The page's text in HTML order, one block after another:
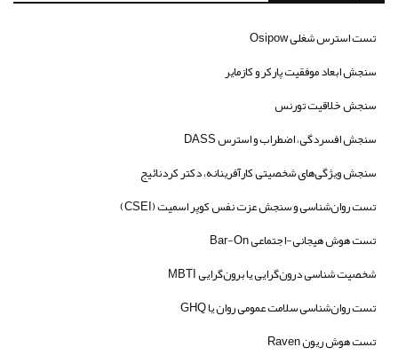
تست استرس شغلی Osipow
سنجش ابعاد موفقیت پارکر و کازمایر
سنجش خلاقیت تورنس
سنجش افسردگی، اضطراب و استرس DASS
سنجش ویژگی‌های شخصیتی کارآفرینانه، دکتر کردنائیج
تست روان‌شناسی و سنجش عزت نفس کوپر اسمیت (CSEI)
تست هوش هیجانی-اجتماعی Bar-On
شخصیت شناسی درون‌گرایی یا برون‌گرایی MBTI
تست روان‌شناسی سلامت عمومی روان یا GHQ
تست هوش ریون Raven